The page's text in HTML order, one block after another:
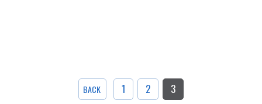
BACK 1 2 3